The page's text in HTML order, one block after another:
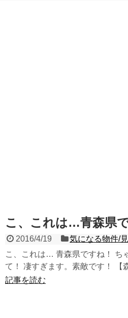
こ、これは…青森県
2016/4/19 気になる物件/
こ、これは… 青森県ですね！ ち
て！ 凄すぎます。素敵です！ 【
記事を読む